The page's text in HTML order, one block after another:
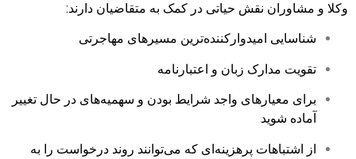
وکلا و مشاوران نقش حیاتی در کمک به متقاضیان دارند:
شناسایی امیدوارکننده‌ترین مسیرهای مهاجرتی
تقویت مدارک زبان و اعتبارنامه
برای معیارهای واجد شرایط بودن و سهمیه‌های در حال تغییر
آماده شوید
از اشتباهات پرهزینه‌ای که می‌توانند روند درخواست را به